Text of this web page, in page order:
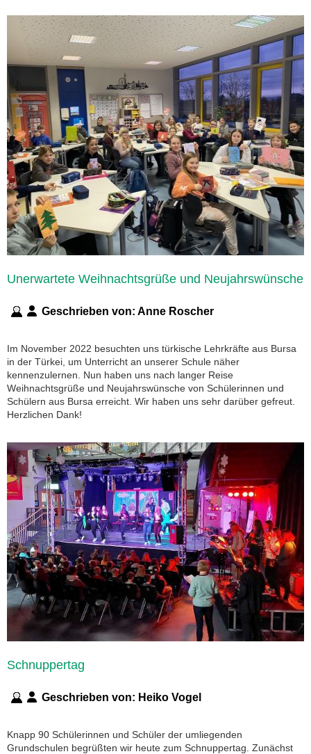
Unerwartete Weihnachtsgrüße und Neujahrswünsche
Geschrieben von: Anne Roscher
Im November 2022 besuchten uns türkische Lehrkräfte aus Bursa
in der Türkei, um Unterricht an unserer Schule näher
kennenzulernen. Nun haben uns nach langer Reise
Weihnachtsgrüße und Neujahrswünsche von Schülerinnen und
Schülern aus Bursa erreicht. Wir haben uns sehr darüber gefreut.
Herzlichen Dank!
Schnuppertag
Geschrieben von: Heiko Vogel
Knapp 90 Schülerinnen und Schüler der umliegenden
Grundschulen begrüßten wir heute zum Schnuppertag. Zunächst